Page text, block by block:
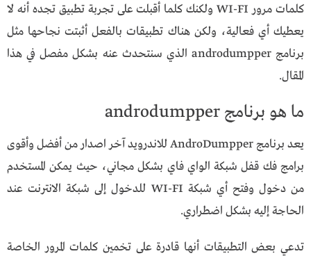
كلمات مرور WI-FI ولكنك كلما أقبلت على تجربة تطبيق تجده أنه لا
يعطيك أي فعالية، ولكن هناك تطبيقات بالفعل أثبتت نجاحها مثل
برنامج androdumpper الذي سنتحدث عنه بشكل مفصل في هذا
المقال.
ما هو برنامج androdumpper
يعد برنامج AndroDumpper للاندرويد آخر اصدار من أفضل وأقوى
برامج فك قفل شبكة الواي فاي بشكل مجاني، حيث يمكن المستخدم
من دخول وفتح أي شبكة WI-FI للدخول إلى شبكة الانترنت عند
الحاجة إليه بشكل اضطراري.
تدعي بعض التطبيقات أنها قادرة على تخمين كلمات المرور الخاصة